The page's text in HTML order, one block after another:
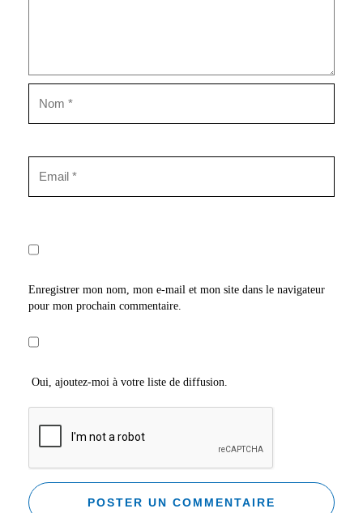
Enregistrer mon nom, mon e-mail et mon site dans le navigateur
pour mon prochain commentaire.
Oui, ajoutez-moi à votre liste de diffusion.